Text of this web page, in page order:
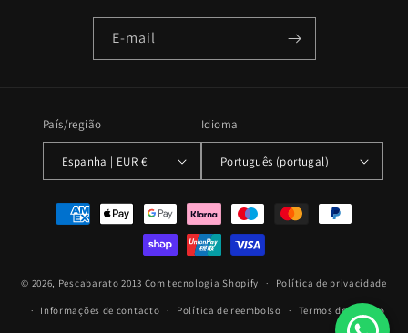
E-mail
País/região
Espanha | EUR €
Idioma
Português (portugal)
Métodos
© 2026, Pescabarato 2013 Com tecnologia Shopify Política de privacidade
Informações de contacto Política de reembolso Termos do serviço